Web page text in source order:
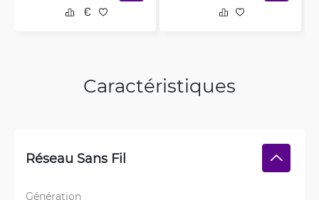
Caractéristiques
Réseau Sans Fil
Génération